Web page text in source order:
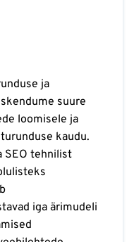
ja
suure
loomisele ja
kaudu.
SEO tehnilist
iga ärimudeli